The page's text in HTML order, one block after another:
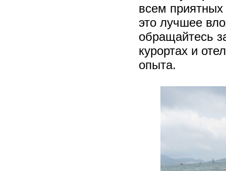
всем приятных
это лучшее
обращайтесь
курортах и
опыта.